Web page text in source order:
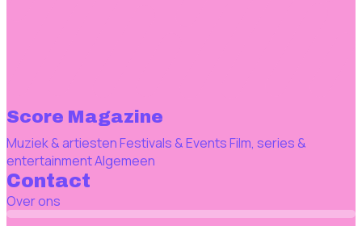
Score Magazine
Muziek & artiestenFestivals & EventsFilm, series &
entertainmentAlgemeen
Contact
Over ons